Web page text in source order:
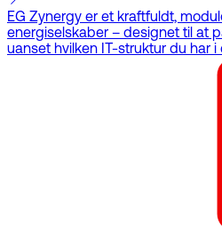
EG Zynergy er et kraftfuldt,
energiselskaber – designet til at
uanset hvilken IT-struktur du har i